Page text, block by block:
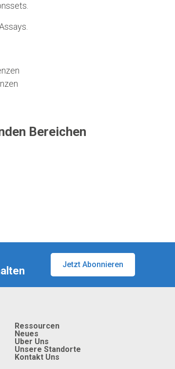
Bereichen
Jetzt Abonnieren
Ressourcen
Neues
Uber Uns
Unsere Standorte
Kontakt Uns